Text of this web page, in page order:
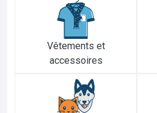
Vêtements et
accessoires